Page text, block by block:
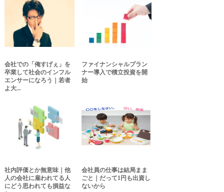
会社での「俺すげぇ」を
卒業して社会のインフル
エンサーになろう｜若者
よ大...
ファイナンシャルプラン
ナー導入で積立投資を開
始
社内評価とか無意味｜他
人の会社に雇われてる人
にどう思われても損益な
会社員の仕事は結局まま
ごと｜だって1円も出資し
ないから